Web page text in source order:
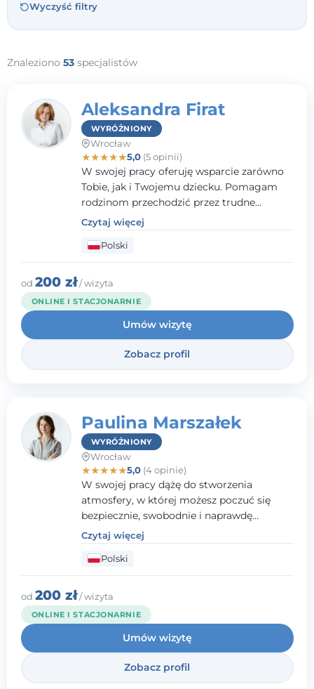
Wyczyść filtry
Znaleziono 53 specjalistów
Aleksandra Firat
WYRÓŻNIONY
Wrocław
★★★★★5,0(5 opinii)
W swojej pracy oferuję wsparcie zarówno
Tobie, jak i Twojemu dziecku. Pomagam
rodzinom przechodzić przez trudne
momenty, opierając współpracę na
wzajemnym zaufaniu i otwartej
komunikacji. Posiadam doświadczenie w
pracy z dziećmi i młodzieżą mierzącymi się
z różnorodnymi trudnościami
emocjonalnymi oraz rozwojowymi.
Czytaj więcej
Polski
od 200 zł/ wizyta
ONLINE I STACJONARNIE
Umów wizytę
Zobacz profil
Paulina Marszałek
WYRÓŻNIONY
Wrocław
★★★★★5,0(4 opinie)
W swojej pracy dążę do stworzenia
atmosfery, w której możesz poczuć się
bezpiecznie, swobodnie i naprawdę
wysłuchany(-a). Zależy mi na
towarzyszeniu Ci w drodze do większego
dobrostanu, lepszego poznania siebie oraz
budowania wartościowych i
satysfakcjonujących relacji - zarówno z
innymi, jak i z samym sobą. Możliwość
bycia częścią tego procesu traktuję jako
duże wyróżnienie.
Czytaj więcej
Polski
od 200 zł/ wizyta
ONLINE I STACJONARNIE
Umów wizytę
Zobacz profil